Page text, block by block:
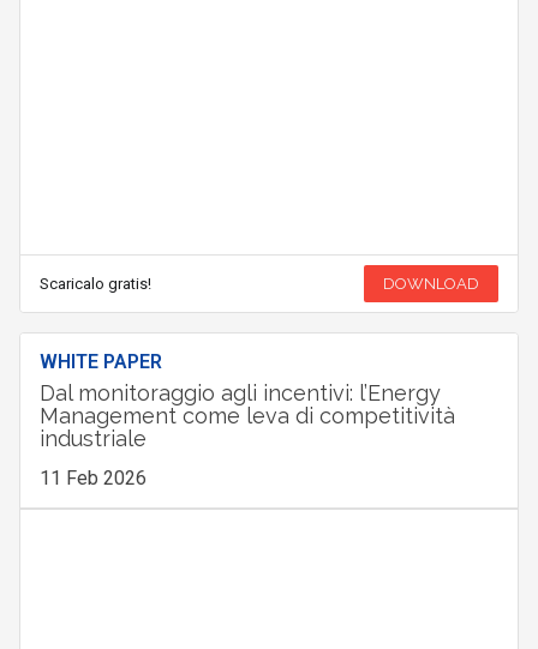
Scaricalo gratis! DOWNLOAD
WHITE PAPER
Dal monitoraggio agli incentivi: l’Energy
Management come leva di competitività
industriale
11 Feb 2026